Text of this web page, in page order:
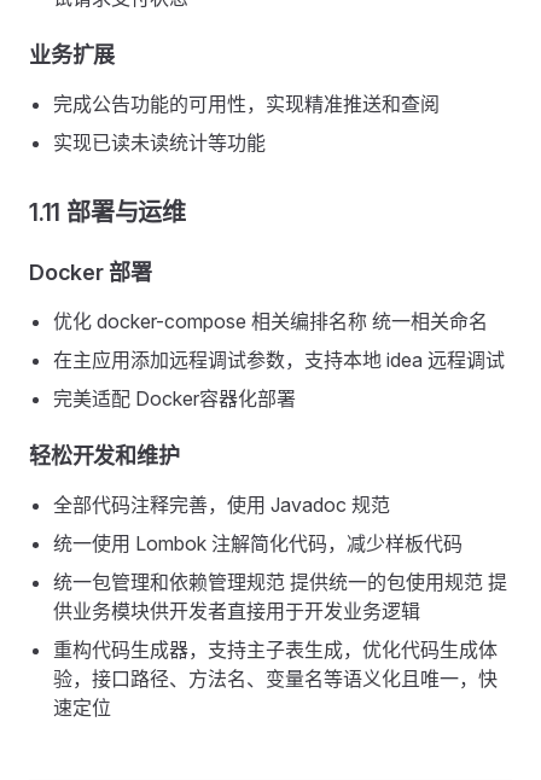
业务扩展
完成公告功能的可用性，实现精准推送和查阅
实现已读未读统计等功能
1.11 部署与运维
Docker 部署
优化 docker-compose 相关编排名称 统一相关命名
在主应用添加远程调试参数，支持本地 idea 远程调试
完美适配 Docker容器化部署
轻松开发和维护
全部代码注释完善，使用 Javadoc 规范
统一使用 Lombok 注解简化代码，减少样板代码
统一包管理和依赖管理规范 提供统一的包使用规范 提
供业务模块供开发者直接用于开发业务逻辑
重构代码生成器，支持主子表生成，优化代码生成体
验，接口路径、方法名、变量名等语义化且唯一，快
速定位